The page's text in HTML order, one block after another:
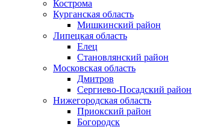
Кострома
Курганская область
Мишкинский район
Липецкая область
Елец
Становлянский район
Московская область
Дмитров
Сергиево-Посадский район
Нижегородская область
Приокский район
Богородск